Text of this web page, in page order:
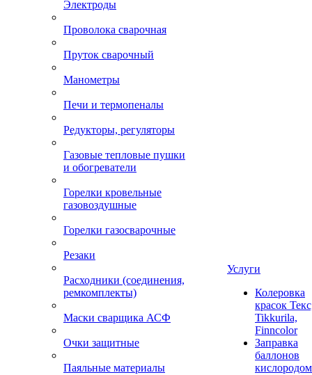
Электроды
Проволока сварочная
Пруток сварочный
Манометры
Печи и термопеналы
Редукторы, регуляторы
Газовые тепловые пушки
и обогреватели
Горелки кровельные
газовоздушные
Горелки газосварочные
Резаки
Расходники (соединения,
ремкомплекты)
Маски сварщика АСФ
Очки защитные
Паяльные материалы
Услуги
Колеровка
красок
Tikkurila,
Finncolor
Заправка
баллонов
кислородом